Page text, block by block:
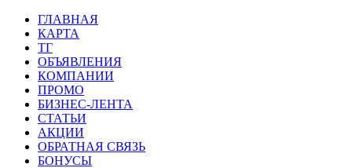
ГЛАВНАЯ
КАРТА
ТГ
ОБЪЯВЛЕНИЯ
КОМПАНИИ
ПРОМО
БИЗНЕС-ЛЕНТА
СТАТЬИ
АКЦИИ
ОБРАТНАЯ СВЯЗЬ
БОНУСЫ